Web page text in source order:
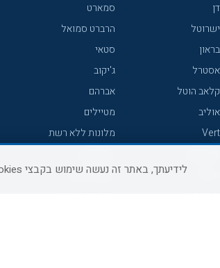
דן
ישרוטל
בראון
אסטרל
קלאב הוטל
אוליב
Vert
סמארט
הרברט סמואל
סטאי
ג'יקוב
אברהם
מטיילים
מלונות ללא רשת
קראון פלאזה
לידיעתך, באתר זה נעשה שימוש בקבצי Cookies המשך גלישה באתר מהווה הסכמה לשימוש זה, למידע נוסף ניתן לעיין